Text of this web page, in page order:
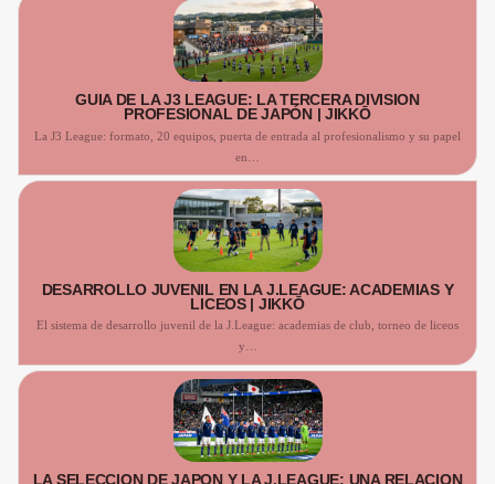
GUÍA DE LA J3 LEAGUE: LA TERCERA DIVISIÓN
PROFESIONAL DE JAPÓN | JIKKŌ
La J3 League: formato, 20 equipos, puerta de entrada al profesionalismo y su papel
en…
DESARROLLO JUVENIL EN LA J.LEAGUE: ACADEMIAS Y
LICEOS | JIKKŌ
El sistema de desarrollo juvenil de la J.League: academias de club, torneo de liceos
y…
LA SELECCIÓN DE JAPÓN Y LA J.LEAGUE: UNA RELACIÓN